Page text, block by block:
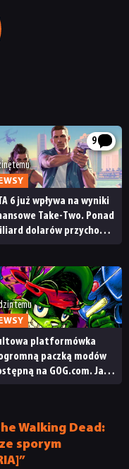
9
temu
6 już wpływa na wyniki
Take-Two. Ponad
dolarów przychodu
temu
platformówka
paczką modów
na GOG.com. Jazz
Walking Dead:
sporym